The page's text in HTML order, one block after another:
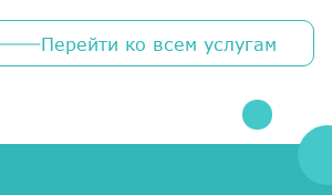
Перейти ко всем услугам